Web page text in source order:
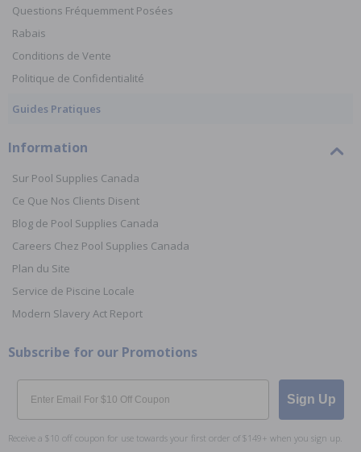
Questions Fréquemment Posées
Rabais
Conditions de Vente
Politique de Confidentialité
Guides Pratiques
Information
Sur Pool Supplies Canada
Ce Que Nos Clients Disent
Blog de Pool Supplies Canada
Careers Chez Pool Supplies Canada
Plan du Site
Service de Piscine Locale
Modern Slavery Act Report
Subscribe for our Promotions
Email
Sign Up
Receive a $10 off coupon for use towards your first order of $149+ when you sign up.